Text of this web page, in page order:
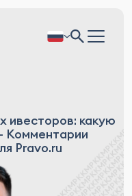
ивесторов: какую
Комментарии
Pravo.ru